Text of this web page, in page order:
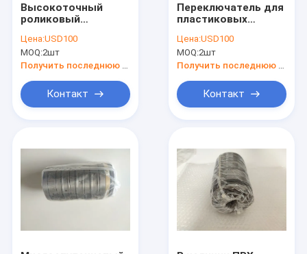
Высокоточный
роликовый
для экструзионной
машины
Цена:USD100
MOQ:2шт
Контакт
Переключатель для
пластиковых
машин с
подшипником T-
2390-3A 23*90*99
Цена:USD100
MOQ:2шт
Контакт